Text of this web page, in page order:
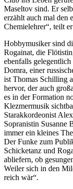
Maseltov sind. Er
erzählt auch mal den
Chemielehrer“, teilt
Hobbymusiker sind
Rogainat, die
ebenfalls
Domra, einer
ist Thomas Schilling
hervor, der auch
es in der Formation
Klezmermusik
Starakkordeonist
Sopranistin Susanne
immer ein kleines
Der Funke zum
Schicketanz und
abliefern, ob
Weiler sich in den
reich wär“.